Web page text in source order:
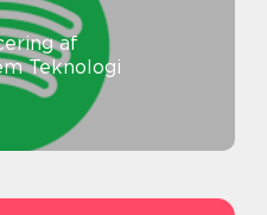
af
Teknologi